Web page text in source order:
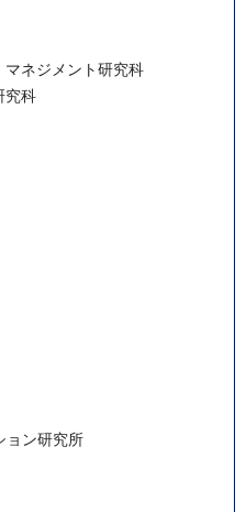
ネジメント研究科
究科
ョン研究所